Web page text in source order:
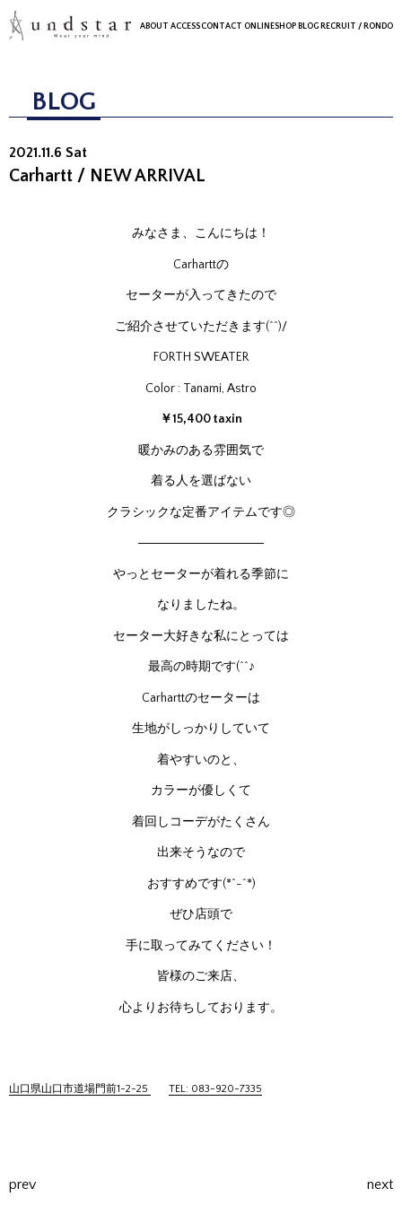
ABOUT ACCESSCONTACT ONLINESHOP BLOG RECRUIT / RONDO
BLOG
2021.11.6 Sat
Carhartt / NEW ARRIVAL
みなさま、こんにちは！
Carharttの
セーターが入ってきたので
ご紹介させていただきます(^^)/
FORTH SWEATER
Color : Tanami, Astro
￥15,400 taxin
暖かみのある雰囲気で
着る人を選ばない
クラシックな定番アイテムです◎
――――――――――
やっとセーターが着れる季節に
なりましたね。
セーター大好きな私にとっては
最高の時期です(^^♪
Carharttのセーターは
生地がしっかりしていて
着やすいのと、
カラーが優しくて
着回しコーデがたくさん
出来そうなので
おすすめです(*^-^*)
ぜひ店頭で
手に取ってみてください！
皆様のご来店、
心よりお待ちしております。
山口県山口市道場門前1-2-25 TEL: 083-920-7335
prev next